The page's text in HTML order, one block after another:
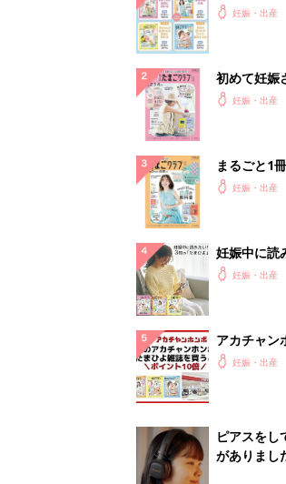
妊娠・出産
初めて妊娠
ったら最初
妊娠・出産
まるごと1
クラブ 夏号
妊娠・出産
妊娠中に読
よ」妊娠・出産
アカチャン
うとポイン
妊娠・出産
ピアスをし
がありまし